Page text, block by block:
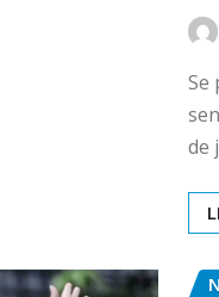
Se
de